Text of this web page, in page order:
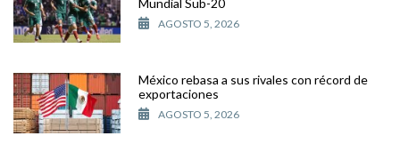
Mundial Sub-20
AGOSTO 5, 2026
México rebasa a sus rivales con récord de
exportaciones
AGOSTO 5, 2026